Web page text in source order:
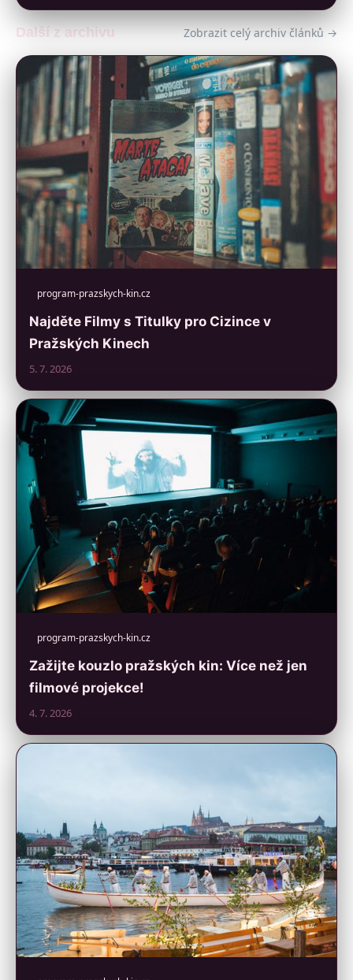
Další z archivu Zobrazit celý archiv článků →
program-prazskych-kin.cz
Najděte Filmy s Titulky pro Cizince v
Pražských Kinech
5. 7. 2026
program-prazskych-kin.cz
Zažijte kouzlo pražských kin: Více než jen
filmové projekce!
4. 7. 2026